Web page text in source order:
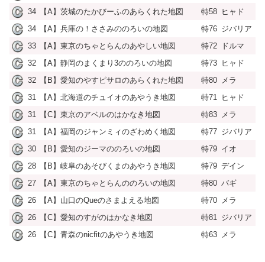
34
【A】茨城のたかびーふのあらくれた地図 特58 ヒャド
34
【A】兵庫の！ささみののろいの地図 特76 ジバリア
33
【A】東京のちゃとらんのあやしい地図 特72
ドルマ
32
【A】静岡のまくまり3ののろいの地図 特73 ヒャド
32
【B】愛知のやすピサロのあらくれた地図 特80 メラ
31
【A】北海道のチュイオのあやうき地図 特71 ヒャド
31
【C】東京のアベルのはかなき地図 特83 メラ
31
【A】福岡のジャンミィのざわめく地図 特77 ジバリア
30
【B】愛知のジーマののろいの地図 特79 イオ
28
【B】岐阜のあそびくまのあやうき地図 特79 デイン
27
【A】東京のちゃとらんののろいの地図 特80 バギ
26
【A】山口のQueのさまよえる地図 特70 メラ
26
【C】愛知のすがのはかなき地図 特81 ジバリア
26
【C】青森のnicfitのあやうき地図 特63 メラ